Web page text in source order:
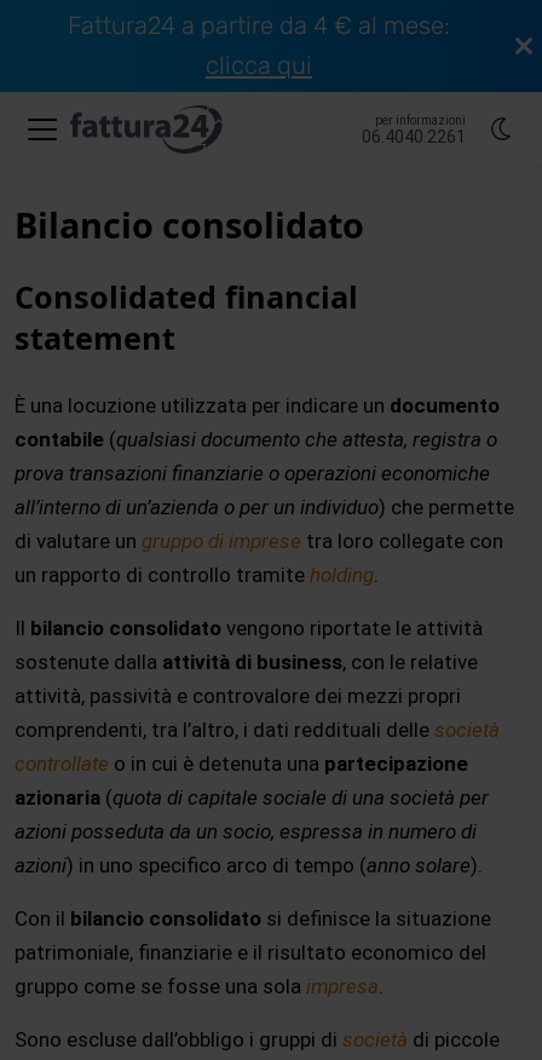
Fattura24 a partire da 4 € al mese:
clicca qui
per informazioni
06.4040.2261
Bilancio consolidato
Consolidated financial
statement
È una locuzione utilizzata per indicare un documento
contabile (qualsiasi documento che attesta, registra o
prova transazioni finanziarie o operazioni economiche
all’interno di un’azienda o per un individuo) che permette
di valutare un gruppo di imprese tra loro collegate con
un rapporto di controllo tramite holding.
Il bilancio consolidato vengono riportate le attività
sostenute dalla attività di business, con le relative
attività, passività e controvalore dei mezzi propri
comprendenti, tra l’altro, i dati reddituali delle società
controllate o in cui è detenuta una partecipazione
azionaria (quota di capitale sociale di una società per
azioni posseduta da un socio, espressa in numero di
azioni) in uno specifico arco di tempo (anno solare).
Con il bilancio consolidato si definisce la situazione
patrimoniale, finanziarie e il risultato economico del
gruppo come se fosse una sola impresa.
Sono escluse dall’obbligo i gruppi di società di piccole